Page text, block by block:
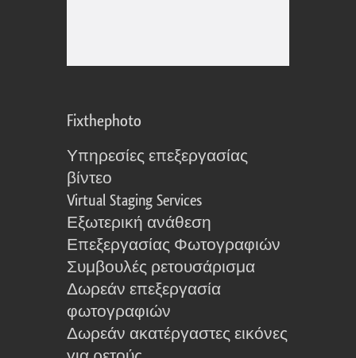
Fixthephoto
Υπηρεσίες επεξεργασίας
βίντεο
Virtual Staging Services
Εξωτερική ανάθεση
Επεξεργασίας Φωτογραφιών
Συμβουλές ρετουσάρισμα
Δωρεάν επεξεργασία
φωτογραφιών
Δωρεάν ακατέργαστες εικόνες